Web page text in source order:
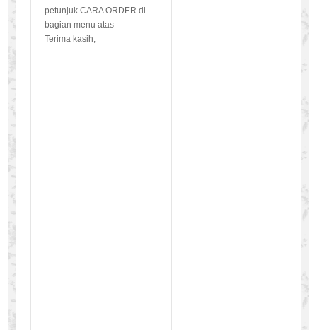
petunjuk CARA ORDER di
bagian menu atas
Terima kasih,